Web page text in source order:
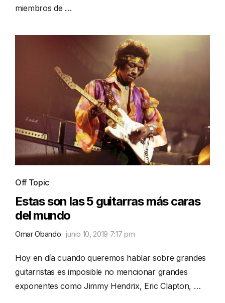
miembros de …
Off Topic
Estas son las 5 guitarras más caras
del mundo
Omar Obando junio 10, 2019 7:17 pm
Hoy en día cuando queremos hablar sobre grandes
guitarristas es imposible no mencionar grandes
exponentes como Jimmy Hendrix, Eric Clapton, …